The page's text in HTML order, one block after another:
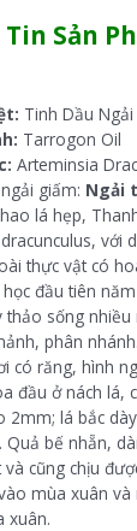
Sản
Tinh Dầu
Tarrogon Oil
Arteminsia
giấm: Ngải
lá hẹp,
với
thực vật có
đầu tiên
thảo sống
phân
có răng, hình
đầu ở nách lá,
2mm; lá bắc
Quả bế nhẵn,
cũng chịu
mùa xuân
xuân.